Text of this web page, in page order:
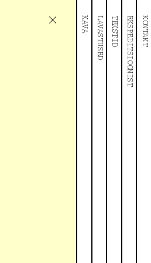
KAVA LAVASTUSED TEKSTID EKSPEDITSIOONIST KONTAKT